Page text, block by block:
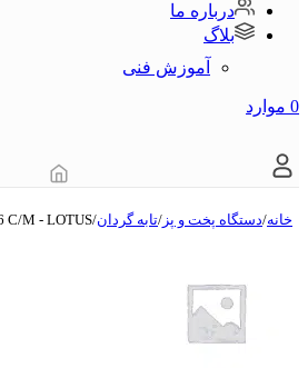
درباره ما
بلاگ
آموزش فنی
0 موارد
خانه/دستگاه‌ پخت و پز /تابه گردان/
C/M - LOTUS